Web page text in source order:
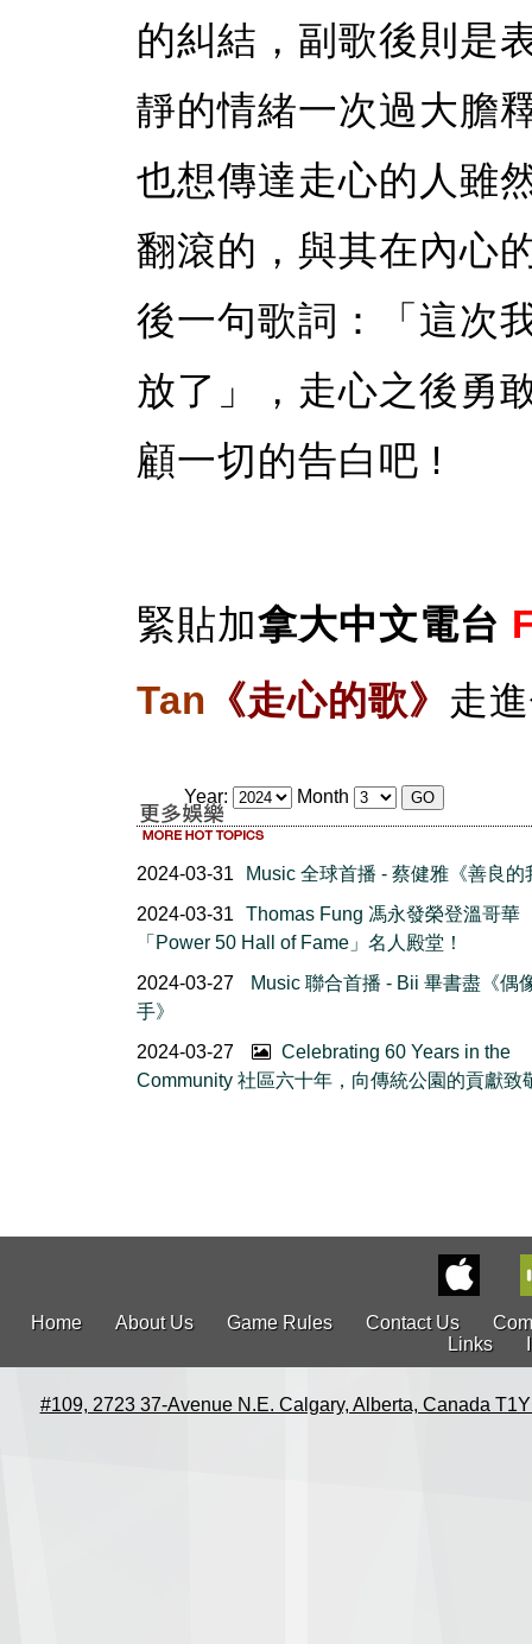
的糾結，副歌後則是
靜的情緒一次過大膽
也想傳達走心的人雖
翻滾的，與其在內心
後一句歌詞：「這次
放了」，走心之後勇
顧一切的告白吧 !
緊貼加拿大中文電台
Tan 《走心的歌》 走
Year: Month
2024-03-31
Music 全球首播 - 蔡健雅《善良的
2024-03-31
Thomas Fung 馮永發榮登溫哥華
「Power 50 Hall of Fame」名人殿堂！
2024-03-27
Music 聯合首播 - Bii 畢書盡《偶
手》
2024-03-27
Celebrating 60 Years in the
Community 社區六十年，向傳統公園的貢獻致
Home About Us Game Rules Contact Us
Links
#109, 2723 37-Avenue N.E. Calgary, Alberta, Canada